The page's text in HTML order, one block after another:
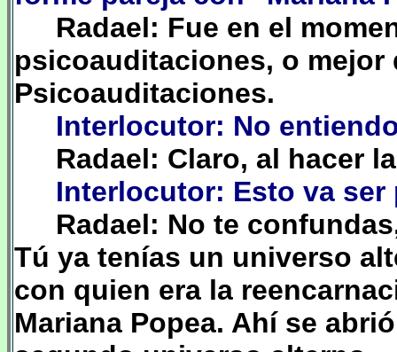
Radael: Fue en el
psicoauditaciones, o
Psicoauditaciones.
Interlocutor: No
Radael: Claro, al hacer
Interlocutor: Esto va
Radael: No te
Tú ya tenías un universo
con quien era la
Mariana Popea. Ahí se